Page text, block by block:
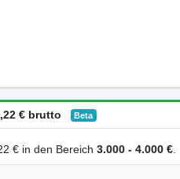
€ brutto Beta
€ in den Bereich3.000 - 4.000 €